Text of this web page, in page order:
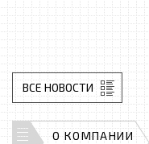
ВСЕ НОВОСТИ
О КОМПАНИИ